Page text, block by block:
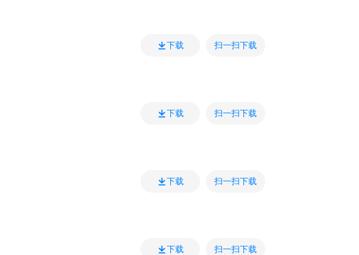
下载 扫一扫下载
下载 扫一扫下载
下载 扫一扫下载
下载 扫一扫下载